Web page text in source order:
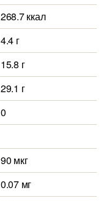
268.7 ккал
4.4 г
15.8 г
29.1 г
0
90 мкг
0.07 мг